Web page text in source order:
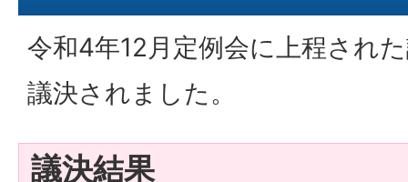
令和4年12月定例会に上程され
議決されました。
議決結果